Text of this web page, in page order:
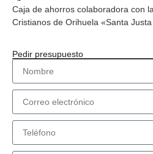
Caja de ahorros colaboradora con
Cristianos de Orihuela «Santa
Pedir presupuesto